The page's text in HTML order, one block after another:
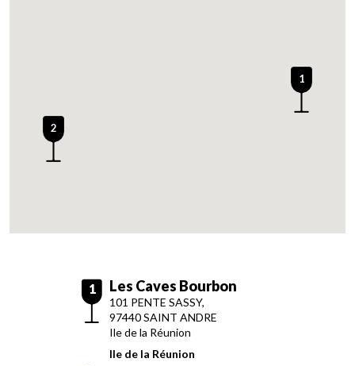
1
2
1 Les Caves Bourbon
101 PENTE SASSY,
97440SAINT ANDRE
Ile de la Réunion
Ile de la Réunion